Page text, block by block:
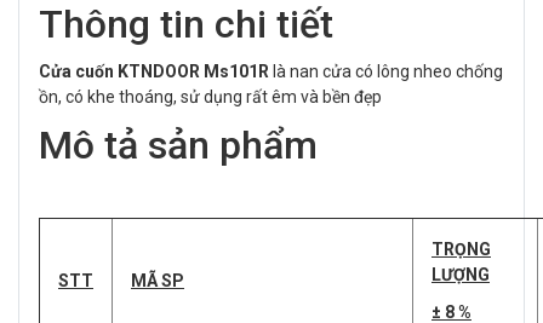
Thông tin chi tiết
Cửa cuốn KTNDOOR Ms101R là nan cửa có lông nheo chống
ồn, có khe thoáng, sử dụng rất êm và bền đẹp
Mô tả sản phẩm
STT MÃ SP
TRỌNG
LƯỢNG
± 8 %